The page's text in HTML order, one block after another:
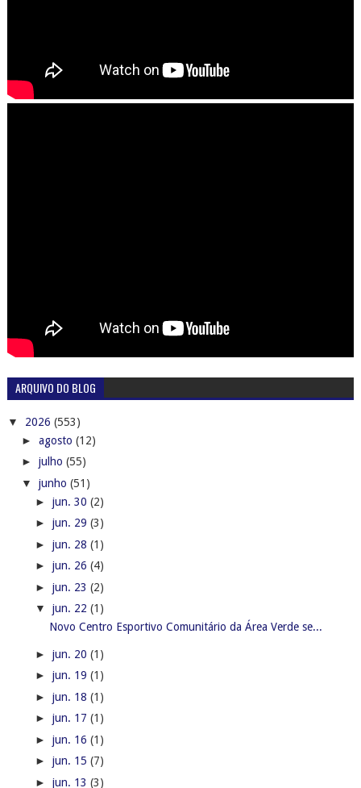
ARQUIVO DO BLOG
▼ 2026 (553)
► agosto (12)
► julho (55)
▼ junho (51)
► jun. 30 (2)
► jun. 29 (3)
► jun. 28 (1)
► jun. 26 (4)
► jun. 23 (2)
▼ jun. 22 (1)
Novo Centro Esportivo Comunitário da Área Verde se...
► jun. 20 (1)
► jun. 19 (1)
► jun. 18 (1)
► jun. 17 (1)
► jun. 16 (1)
► jun. 15 (7)
► jun. 13 (3)